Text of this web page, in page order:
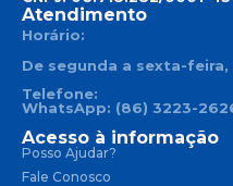
Atendimento
Horário:
De segunda a sexta-feira,
Telefone:
WhatsApp: (86) 3223-
Acesso à informação
Posso Ajudar?
Fale Conosco